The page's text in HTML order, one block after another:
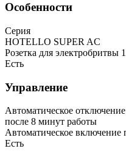
Особенности
Серия
HOTELLO SUPER AC
Розетка для электробритвы
Есть
Управление
Автоматическое отключение
после 8 минут работы
Автоматическое включение
Есть